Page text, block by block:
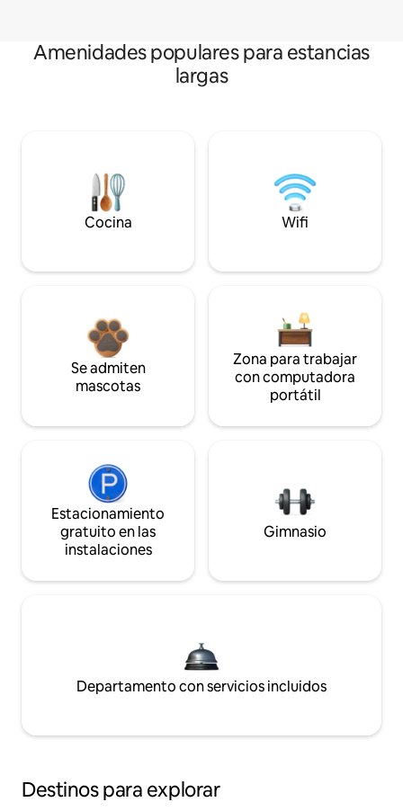
Amenidades populares para estancias
largas
Cocina Wifi
Se admiten
mascotas
Zona para trabajar
con computadora
portátil
Estacionamiento
gratuito en las
instalaciones
Gimnasio
Departamento con servicios incluidos
Destinos para explorar